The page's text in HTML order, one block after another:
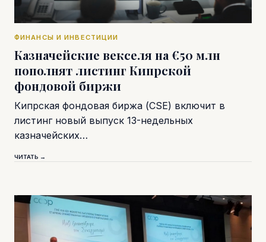
ФИНАНСЫ И ИНВЕСТИЦИИ
Казначейские векселя на €50 млн
пополнят листинг Кипрской
фондовой биржи
Кипрская фондовая биржа (CSE) включит в
листинг новый выпуск 13-недельных
казначейских…
ЧИТАТЬ →